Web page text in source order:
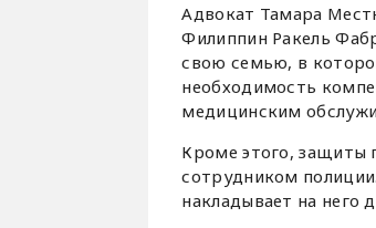
Адвокат Тамара
Филиппин Ракель
свою семью, в
необходимость
медицинским
Кроме этого, защиты
сотрудником
накладывает на него